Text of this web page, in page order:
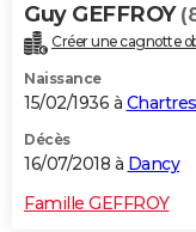
Guy GEFFROY
Créer une cagnotte
Naissance
15/02/1936 à Chartres
Décès
16/07/2018 à Dancy
Famille GEFFROY